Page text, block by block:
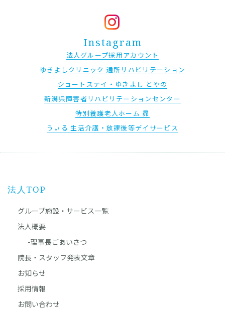
Instagram
法人グループ採用アカウント
ゆきよしクリニック 通所リハビリテーション
ショートステイ・ゆきよし とやの
新潟県障害者リハビリテーションセンター
特別養護老人ホーム 昴
うぃる 生活介護・放課後等デイサービス
法人TOP
グループ施設・サービス一覧
法人概要
-理事長ごあいさつ
院長・スタッフ発表文章
お知らせ
採用情報
お問い合わせ